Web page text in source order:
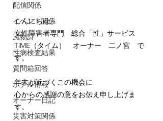
配信関係
イベント関係
風物詩
性病検査結果
質問箱回答
ホテル情報
オーナー日記
災害対策関係
こんにちは。
女性障害者専門　総合「性」サービス
TiME（タイム）　オーナー　二ノ宮　で
す。
年末が近づくこの機会に
心からの感謝の意をお伝え申し上げま
す。